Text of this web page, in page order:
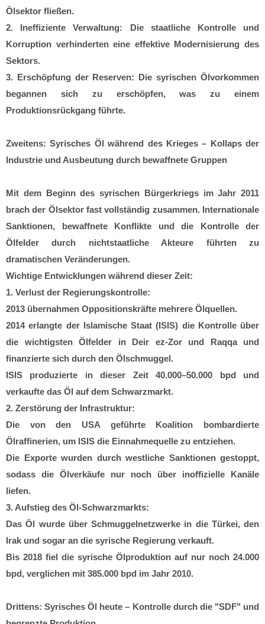
Ölsektor fließen.
2. Ineffiziente Verwaltung: Die staatliche Kontrolle und
Korruption verhinderten eine effektive Modernisierung des
Sektors.
3. Erschöpfung der Reserven: Die syrischen Ölvorkommen
begannen sich zu erschöpfen, was zu einem
Produktionsrückgang führte.
Zweitens: Syrisches Öl während des Krieges – Kollaps der
Industrie und Ausbeutung durch bewaffnete Gruppen
Mit dem Beginn des syrischen Bürgerkriegs im Jahr 2011
brach der Ölsektor fast vollständig zusammen. Internationale
Sanktionen, bewaffnete Konflikte und die Kontrolle der
Ölfelder durch nichtstaatliche Akteure führten zu
dramatischen Veränderungen.
Wichtige Entwicklungen während dieser Zeit:
1. Verlust der Regierungskontrolle:
2013 übernahmen Oppositionskräfte mehrere Ölquellen.
2014 erlangte der Islamische Staat (ISIS) die Kontrolle über
die wichtigsten Ölfelder in Deir ez-Zor und Raqqa und
finanzierte sich durch den Ölschmuggel.
ISIS produzierte in dieser Zeit 40.000–50.000 bpd und
verkaufte das Öl auf dem Schwarzmarkt.
2. Zerstörung der Infrastruktur:
Die von den USA geführte Koalition bombardierte
Ölraffinerien, um ISIS die Einnahmequelle zu entziehen.
Die Exporte wurden durch westliche Sanktionen gestoppt,
sodass die Ölverkäufe nur noch über inoffizielle Kanäle
liefen.
3. Aufstieg des Öl-Schwarzmarkts:
Das Öl wurde über Schmuggelnetzwerke in die Türkei, den
Irak und sogar an die syrische Regierung verkauft.
Bis 2018 fiel die syrische Ölproduktion auf nur noch 24.000
bpd, verglichen mit 385.000 bpd im Jahr 2010.
Drittens: Syrisches Öl heute – Kontrolle durch die "SDF" und